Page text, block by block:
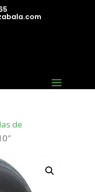
de